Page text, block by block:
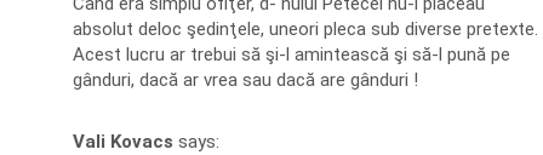
absolut deloc şedinţele, uneori pleca sub diverse pretexte.
Acest lucru ar trebui să şi-l amintească şi să-l pună pe
gânduri, dacă ar vrea sau dacă are gânduri !
Vali Kovacs says: